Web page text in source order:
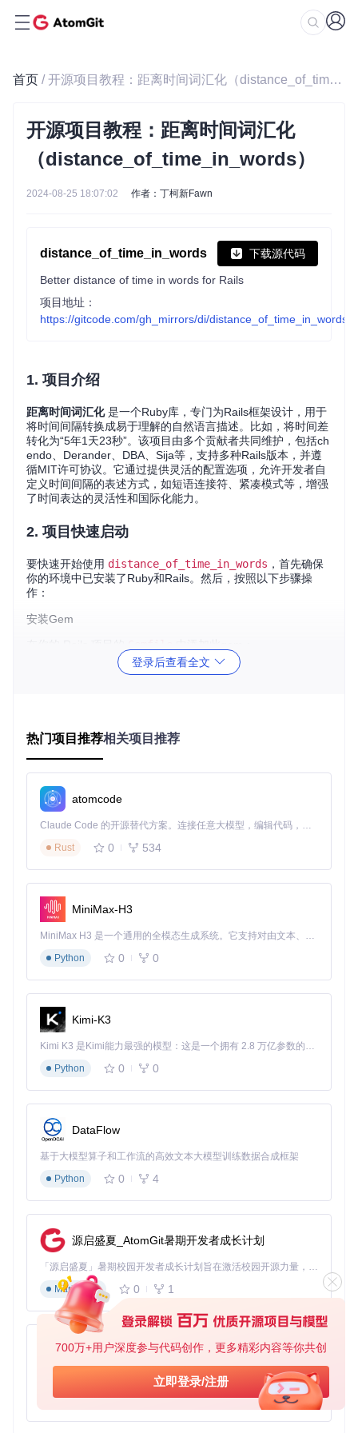
700万+用户深度参与代码创作，更多精彩内容等你共创
立即登录/注册
首页 / 开源项目教程：距离时间词汇化（distance_of_time_in_words）
开源项目教程：距离时间词汇化
（distance_of_time_in_words）
2024-08-25 18:07:02 作者：丁柯新Fawn
distance_of_time_in_words 下载源代码
Better distance of time in words for Rails
项目地址：
https://gitcode.com/gh_mirrors/di/distance_of_time_in_words
1. 项目介绍
距离时间词汇化是一个Ruby库，专门为Rails框架设计，用于
将时间间隔转换成易于理解的自然语言描述。比如，将时间差
转化为“5年1天23秒”。该项目由多个贡献者共同维护，包括ch
endo、Derander、DBA、Sija等，支持多种Rails版本，并遵
循MIT许可协议。它通过提供灵活的配置选项，允许开发者自
定义时间间隔的表述方式，如短语连接符、紧凑模式等，增强
了时间表达的灵活性和国际化能力。
2. 项目快速启动
要快速开始使用 distance_of_time_in_words ，首先确保
你的环境中已安装了Ruby和Rails。然后，按照以下步骤操
作：
安装Gem
使用示例
在控制器、视图或任何Ruby代码中，你可以这样调用该函数
来得到时间间隔的描述：
require 'distance_of_time_in_words'
from_time = Time
.current
# 输出可能为：“5小时30分钟”
# 若要使用自定义范围的翻译：
scope_example =
'datetime.distance_in_words.short'
puts distance_of_time_in_words(from_time, from_time +
# 根据en.yml中的定义，可能会输出：“an hour”
请注意，对于非Rails环境，可能需要额外的配置来使用该ge
m。
3. 应用案例和最佳实践
国际化 ：利用Rails的i18n特性，可以轻松地支持多语言环
境，确保全球用户都能理解时间表述。
定制化显示：通过调整参数，可以在不同的场景下显示更精
确（或更简化的）时间描述，如是否包含秒数，使用“约”、
用。
设计时考虑多种语言环境，确保翻译正确且符合当地语言习
惯。
在关键应用逻辑中测试不同时间跨度以验证输出的一致性和
准确性。
4. 典型生态项目
虽然直接关联的特定生态项目未详细列出，但此类工具广泛应
用于各类Web应用程序，特别是在基于Rails的开发中。它可以
与时间记录应用、日程管理软件、数据分析仪表板等多个领域
的产品集成，提高时间相关数据展示的人性化水平。开发者社
区也常分享他们在各种项目中的使用经验，例如结合Rails的自
登录后查看全文
热门项目推荐相关项目推荐
atomcode
Claude Code 的开源替代方案。连接任意大模型，编辑代码，运行命令，自动验证 — 全自动执行。用 Rust 构建，极致性能。 ｜ An open-source alternative to Claude Code. Connect any LLM, edit code, run commands, and verify changes — autonomously. Built in Rust for speed. Get Started
Rust
0 534
MiniMax-H3
MiniMax H3 是一个通用的全模态生成系统。它支持对由文本、图像、视频和音频组成的多模态上下文进行统一理解，并能生成分辨率高达 2K、时长可达 15 秒的带原生立体声音频的视频。得益于面向任务泛化的系统设计，H3 在预训练阶段就已具备广泛的多模态上下文理解与生成能力，能够出色地执行复杂的多模态指令。
Python
0 0
Kimi-K3
Kimi K3 是Kimi能力最强的模型：这是一个拥有 2.8 万亿参数的混合专家（MoE）模型，具备原生视觉理解能力，并支持 100 万 token 的上下文窗口。
Python
0 0
DataFlow
基于大模型算子和工作流的高效文本大模型训练数据合成框架
Python
0 4
源启盛夏_AtomGit暑期开发者成长计划
「源启盛夏」暑期校园开发者成长计划旨在激活校园开源力量，通过积分激励、认证扶持、资源倾斜等形式，引导高校组织和开发者完成「入驻 — 建项目 — 做贡献 — 获认证 — 得资源」的完整闭环。无论你是想带领社团入驻平台的组织者，还是希望用代码贡献证明自己的开发者，都能在这里找到属于你的成长路径。
Markdown
0 1
py-xiaozhi
基于Python的Xiaozhi AI，适用于想要完整Xiaozhi体验而无需拥有专用硬件的用户。
Python
0 1